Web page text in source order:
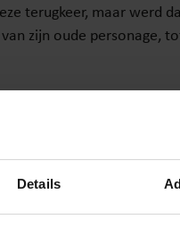
Details
terugkeer, maar werd
zijn oude personage,